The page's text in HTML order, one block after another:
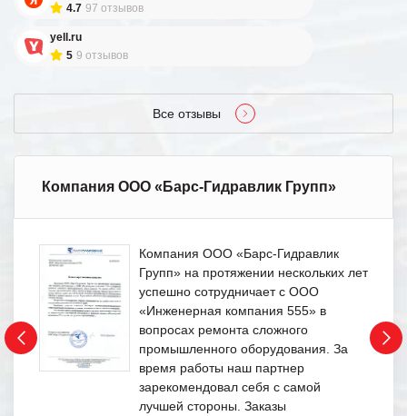
4.7 97 отзывов
yell.ru
5 9 отзывов
Все отзывы
Компания ООО «Барс-Гидравлик Групп»
Компания ООО «Барс-Гидравлик
Групп» на протяжении нескольких лет
успешно сотрудничает с ООО
«Инженерная компания 555» в
вопросах ремонта сложного
промышленного оборудования. За
время работы наш партнер
зарекомендовал себя с самой
лучшей стороны. Заказы